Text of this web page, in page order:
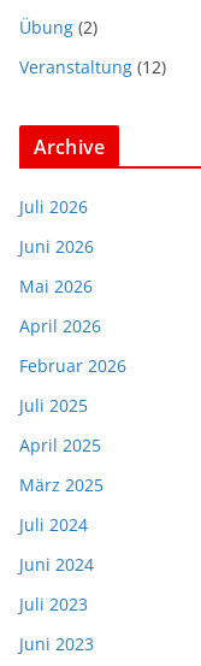
Übung (2)
Veranstaltung (12)
Archive
Juli 2026
Juni 2026
Mai 2026
April 2026
Februar 2026
Juli 2025
April 2025
März 2025
Juli 2024
Juni 2024
Juli 2023
Juni 2023